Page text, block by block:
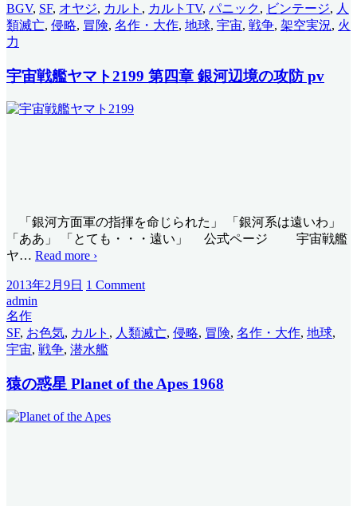
BGV, SF, オヤジ, カルト , カルトTV, パニック, ビンテージ, 人
類滅亡, 侵略, 冒険, 名作・大作, 地球, 宇宙, 戦争, 架空実況, 火
力
宇宙戦艦ヤマト2199 第四章 銀河辺境の攻防 pv
「銀河方面軍の指揮を命じられた」 「銀河系は遠いわ」
「ああ」 「とても・・・遠い」 公式ページ 宇宙戦艦
ヤ… Read more ›
2013年2月9日 1 Comment
admin
名作
SF, お色気, カルト , 人類滅亡, 侵略, 冒険, 名作・大作, 地球,
宇宙, 戦争, 潜水艦
猿の惑星 Planet of the Apes 1968